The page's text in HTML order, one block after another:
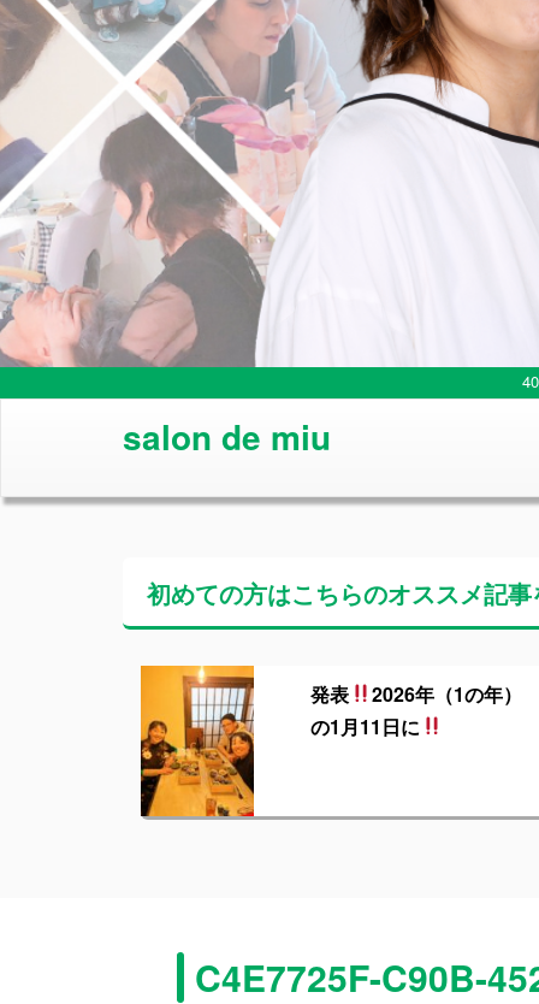
salon de miu
初めての方はこちらのオススメ記
発表
2026年（1の年）
の1月11日に
C4E7725F-C90B-